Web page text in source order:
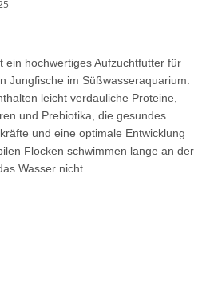
ein hochwertiges Aufzuchtfutter für
Jungfische im Süßwasseraquarium.
leicht verdauliche Proteine,
und Prebiotika, die gesundes
und eine optimale Entwicklung
Flocken schwimmen lange an der
Wasser nicht.